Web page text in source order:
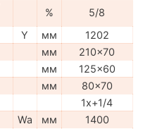
%
5/8
Y мм
1202
мм
210x70
мм
125x60
мм
80x70
1x+1/4
Wa мм
1400